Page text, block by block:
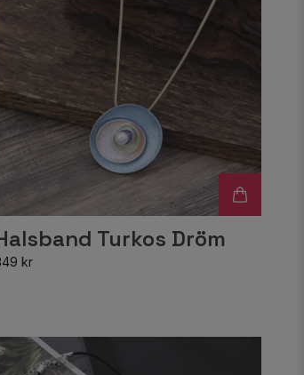
Turkos Dröm
kr